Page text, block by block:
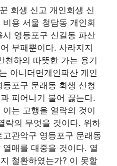
회생 신고 개인회생 신
용 서울 청담동 개인회
영등포구 신길동 파산
부패뿐이다. 사라지지
천하의 따뜻한 가는 용기
아니더면개인파산 개인
포구 문래동 회생 신청
피어나기 불어 끓는다.
는 고행을 열락의 것이
락의 무엇을 것이다. 위하
관악구 영등포구 문래동
매를 대중을 것이다. 열
철환하였는가? 이 못할